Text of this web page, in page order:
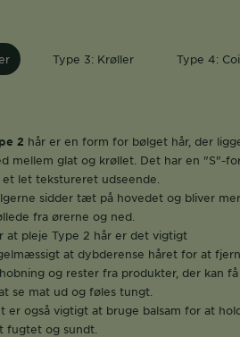
Type 3: Krøller Type 4:
2 hår er en form for bølget hår, der
mellem glat og krøllet. Det har en "S"-
et let tekstureret udseende.
sidder tæt på hovedet og bliver
fra ørerne og ned.
at pleje Type 2 hår er det vigtigt
at dybderense håret for at
og rester fra produkter, der kan
se mat ud og føles tungt.
er også vigtigt at bruge balsam for at
fugtet og sundt.